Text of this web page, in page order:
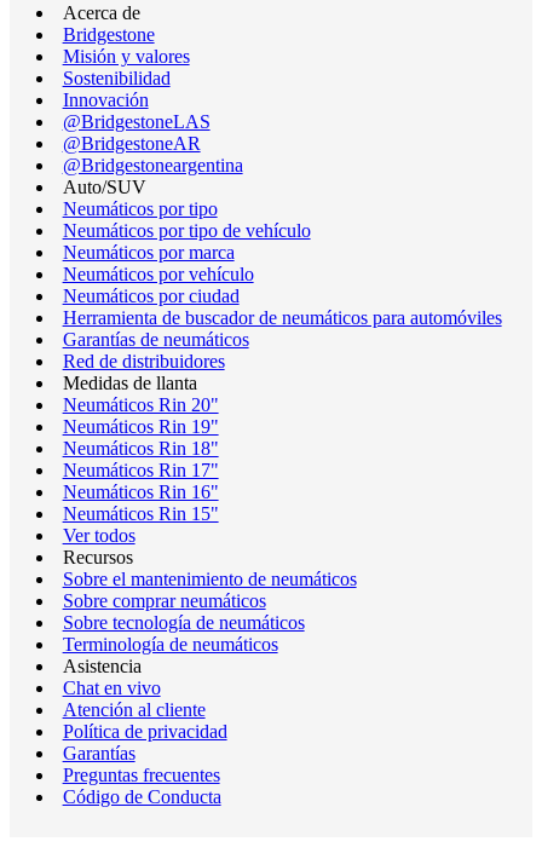
Acerca de
Bridgestone
Misión y valores
Sostenibilidad
Innovación
@BridgestoneLAS
@BridgestoneAR
@Bridgestoneargentina
Auto/SUV
Neumáticos por tipo
Neumáticos por tipo de vehículo
Neumáticos por marca
Neumáticos por vehículo
Neumáticos por ciudad
Herramienta de buscador de neumáticos para automóviles
Garantías de neumáticos
Red de distribuidores
Medidas de llanta
Neumáticos Rin 20"
Neumáticos Rin 19"
Neumáticos Rin 18"
Neumáticos Rin 17"
Neumáticos Rin 16"
Neumáticos Rin 15"
Ver todos
Recursos
Sobre el mantenimiento de neumáticos
Sobre comprar neumáticos
Sobre tecnología de neumáticos
Terminología de neumáticos
Asistencia
Chat en vivo
Atención al cliente
Política de privacidad
Garantías
Preguntas frecuentes
Código de Conducta